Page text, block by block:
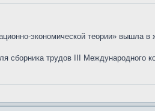
экономической теории» вышла
трудов III Международного